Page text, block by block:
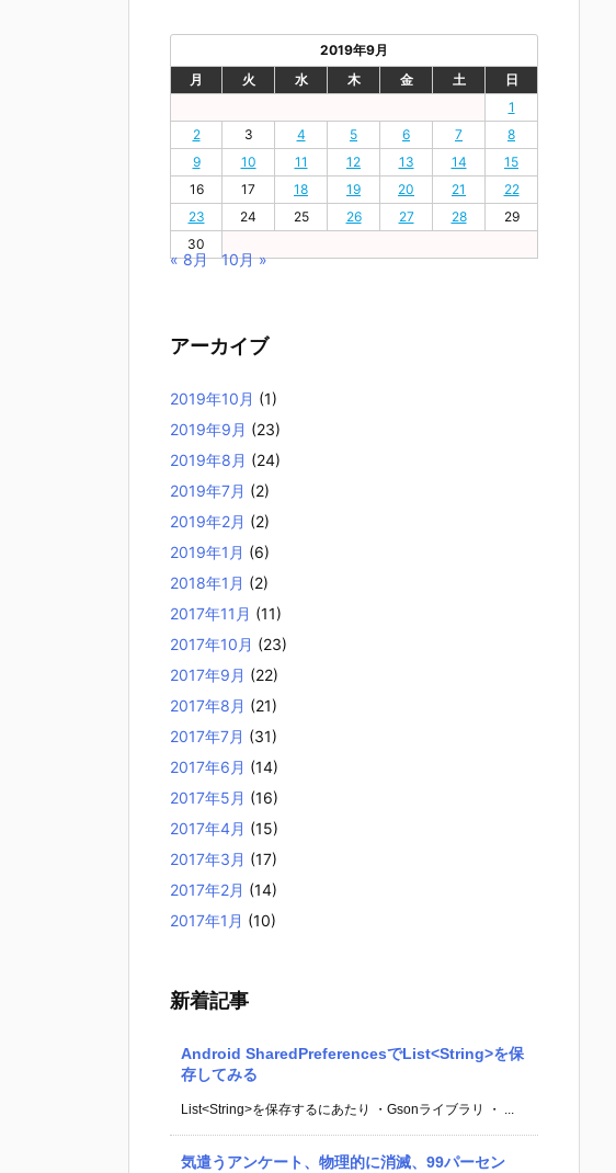
2019年9月
月
火 水 木 金 土
日
1
2
3 4 5 6 7
8
9
10 11 12 13 14
15
16
17 18 19 20 21
22
23
24 25 26 27 28
29
30
« 8月 10月 »
アーカイブ
2019年10月 (1)
2019年9月 (23)
2019年8月 (24)
2019年7月 (2)
2019年2月 (2)
2019年1月 (6)
2018年1月 (2)
2017年11月 (11)
2017年10月 (23)
2017年9月 (22)
2017年8月 (21)
2017年7月 (31)
2017年6月 (14)
2017年5月 (16)
2017年4月 (15)
2017年3月 (17)
2017年2月 (14)
2017年1月 (10)
新着記事
Android SharedPreferencesでList<String>を保
存してみる
List<String>を保存するにあたり ・Gsonライブラリ ・ ...
気遣うアンケート、物理的に消滅、99パーセン